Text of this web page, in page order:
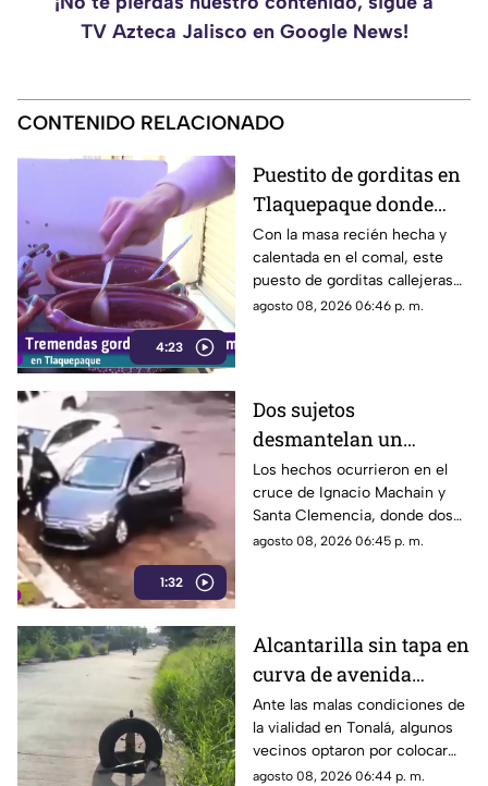
TV Azteca Jalisco en Google News!
CONTENIDO RELACIONADO
4:23
Puestito de gorditas en
Tlaquepaque donde
una nunca es suficiente
Con la masa recién hecha y
calentada en el comal, este
puesto de gorditas callejeras
en Tlaquepaque promete
agosto 08, 2026 06:46 p. m.
1:32
Dos sujetos
desmantelan un
vehículo a plena luz del
día en Guadalajara
Los hechos ocurrieron en el
cruce de Ignacio Machain y
Santa Clemencia, donde dos
sujetos fueron captados
agosto 08, 2026 06:45 p. m.
Alcantarilla sin tapa en
curva de avenida
Patria
Ante las malas condiciones de
la vialidad en Tonalá, algunos
vecinos optaron por colocar
una llanta como señalamiento
agosto 08, 2026 06:44 p. m.